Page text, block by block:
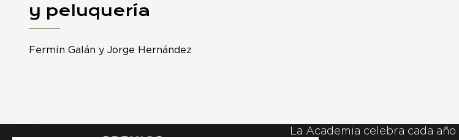
y peluquería
Fermín Galán y Jorge Hernández
La Academia celebra cada